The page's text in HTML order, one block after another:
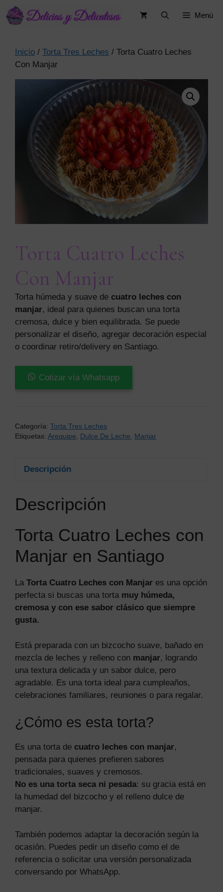
Saltar
Menú
Inicio / Torta Tres Leches / Torta Cuatro Leches
Con Manjar
Torta Cuatro Leches
Con Manjar
Torta húmeda y suave de cuatro leches con
manjar, ideal para quienes buscan una torta
cremosa, dulce y bien equilibrada. Se puede
personalizar el diseño, agregar decoración especial
o coordinar retiro/delivery en Santiago.
Torta
cantidad
Cotizar vía Whatsapp
Categoría: Torta Tres Leches
Etiquetas: Arequipe Dulce De Leche Manjar
Descripción
Descripción
Torta Cuatro Leches con
Manjar en Santiago
La Torta Cuatro Leches con Manjar es una opción
perfecta si buscas una torta muy húmeda,
cremosa y con ese sabor clásico que siempre
gusta.
Está preparada con un bizcocho suave, bañado en
mezcla de leches y relleno con manjar, logrando
una textura delicada y un sabor dulce, pero
agradable. Es una torta ideal para cumpleaños,
celebraciones familiares, reuniones o para regalar.
¿Cómo es esta torta?
Es una torta de cuatro leches con manjar,
pensada para quienes prefieren sabores
tradicionales, suaves y cremosos.
No es una torta seca ni pesada: su gracia está en
la humedad del bizcocho y el relleno dulce de
manjar.
También podemos adaptar la decoración según la
ocasión. Puedes pedir un diseño como el de
referencia o solicitar una versión personalizada
conversando por WhatsApp.